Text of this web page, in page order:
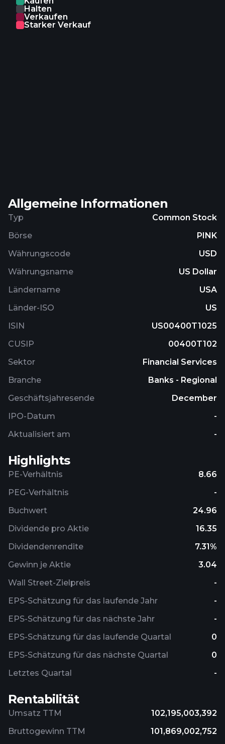
Halten
Verkaufen
Starker Verkauf
securities; and solicitation, syndication, selling, and
arranging of equity and debt products, as well as
financial, leasing, and management services. The
Allgemeine Informationen
Typ
Common Stock
Börse
PINK
Währungscode
USD
Währungsname
US Dollar
Ländername
USA
Länder-ISO
US
ISIN
US00400T1025
CUSIP
00400T102
Sektor
Financial Services
Branche
Banks - Regional
Geschäftsjahresende
December
IPO-Datum
-
Aktualisiert am
-
Highlights
PE-Verhältnis
8.66
PEG-Verhältnis
-
Buchwert
24.96
Dividende pro Aktie
16.35
Dividendenrendite
7.31%
Gewinn je Aktie
3.04
Wall Street-Zielpreis
-
EPS-Schätzung für das laufende Jahr
-
EPS-Schätzung für das nächste Jahr
-
EPS-Schätzung für das laufende Quartal
0
EPS-Schätzung für das nächste Quartal
0
Letztes Quartal
-
Rentabilität
Umsatz TTM
102,195,003,392
Bruttogewinn TTM
101,869,002,752